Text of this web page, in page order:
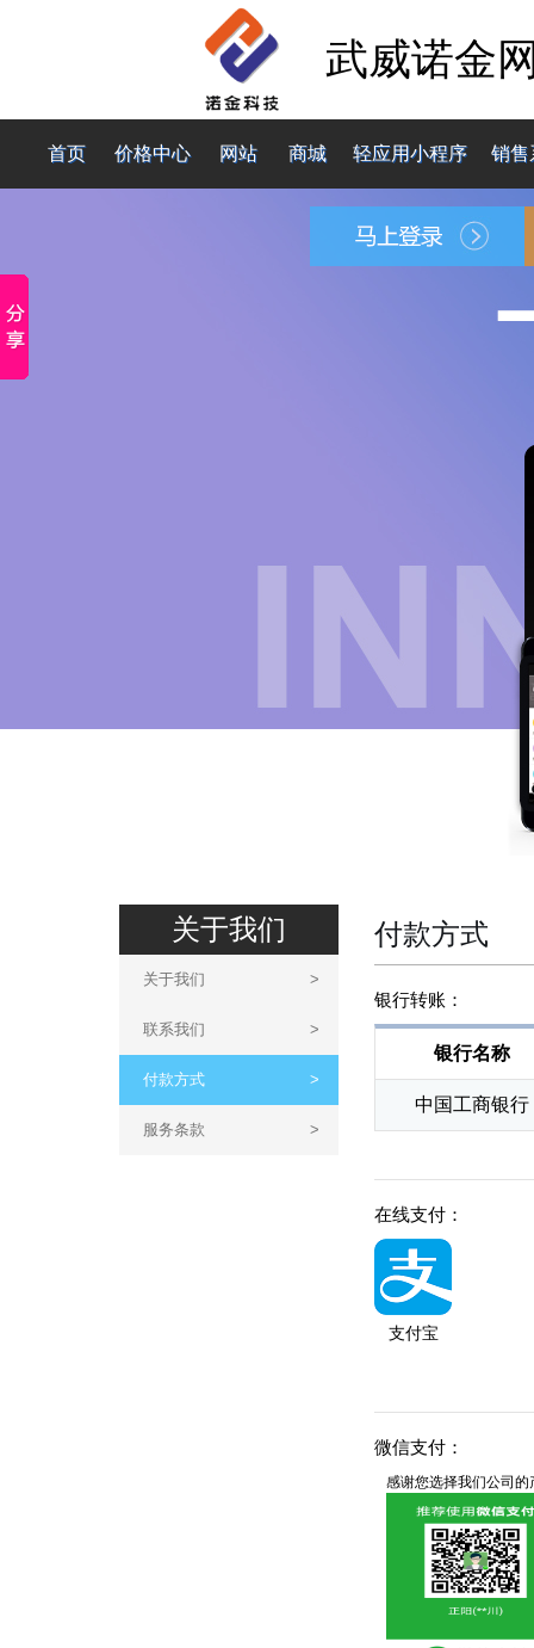
武威诺金
首页 价格中心 网站 商城 轻应用小程序 销售
关于我们
关于我们 >
联系我们 >
付款方式 >
服务条款 >
付款方式
银行转账：
银行名称
中国工商银行
在线支付：
支付宝
微信支付：
感谢您选择我们公司